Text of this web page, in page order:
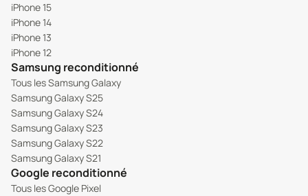
iPhone 15
iPhone 14
iPhone 13
iPhone 12
Samsung reconditionné
Tous les Samsung Galaxy
Samsung Galaxy S25
Samsung Galaxy S24
Samsung Galaxy S23
Samsung Galaxy S22
Samsung Galaxy S21
Google reconditionné
Tous les Google Pixel